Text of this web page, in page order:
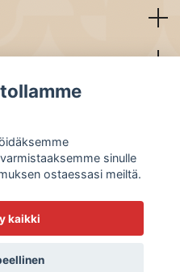
sinulle
ostaessasi meiltä.
kaikki